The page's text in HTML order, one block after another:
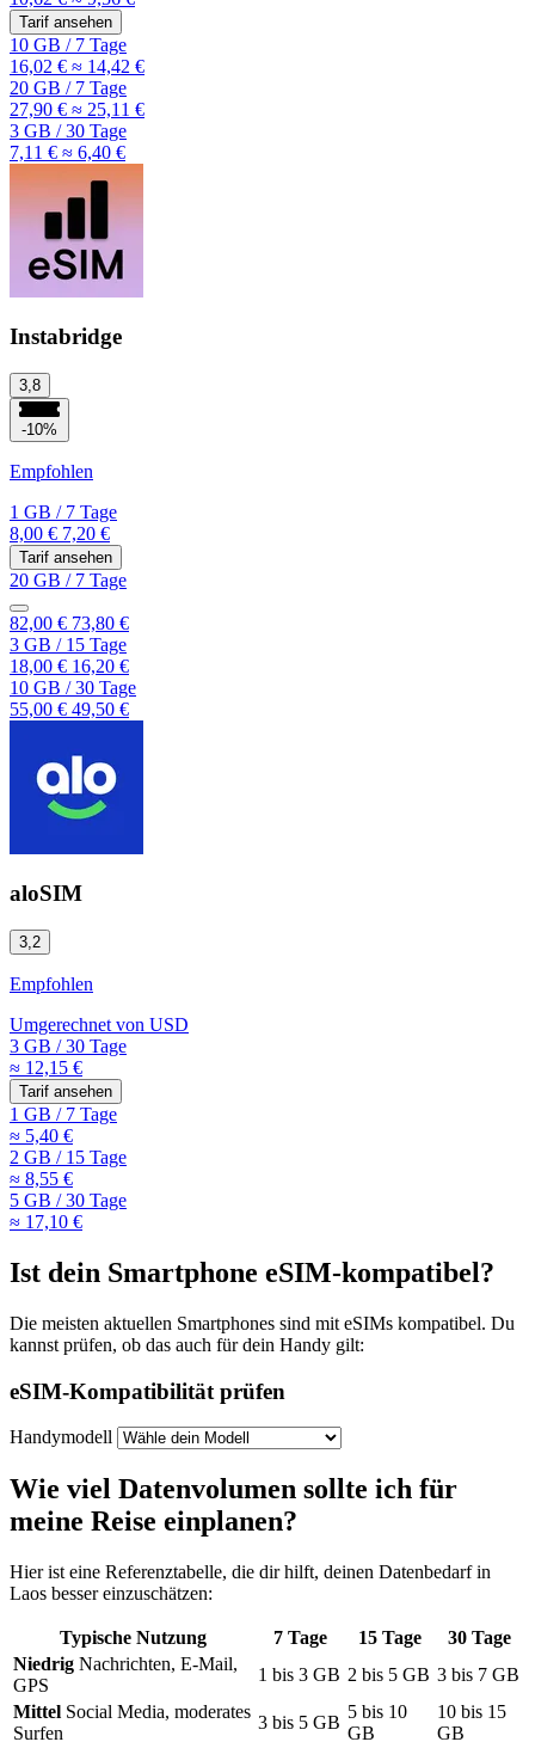
Tarif ansehen
10 GB /7 Tage
16,02 € ≈ 14,42 €
20 GB /7 Tage
27,90 € ≈ 25,11 €
3 GB /30 Tage
7,11 € ≈ 6,40 €
Instabridge
3,8
-10%
Empfohlen
1 GB /7 Tage
8,00 € 7,20 €
Tarif ansehen
20 GB /7 Tage
82,00 € 73,80 €
3 GB /15 Tage
18,00 € 16,20 €
10 GB /30 Tage
55,00 € 49,50 €
aloSIM
3,2
Empfohlen
Umgerechnet von USD
3 GB /30 Tage
≈ 12,15 €
Tarif ansehen
1 GB /7 Tage
≈ 5,40 €
2 GB /15 Tage
≈ 8,55 €
5 GB /30 Tage
≈ 17,10 €
Ist dein Smartphone eSIM-kompatibel?
Die meisten aktuellen Smartphones sind mit eSIMs kompatibel. Du
kannst prüfen, ob das auch für dein Handy gilt:
eSIM-Kompatibilität prüfen
Handymodell
Wie viel Datenvolumen sollte ich für
meine Reise einplanen?
Hier ist eine Referenztabelle, die dir hilft, deinen Datenbedarfin
Laos besser einzuschätzen:
Typische Nutzung 7 Tage 15 Tage 30 Tage
Niedrig Nachrichten, E-Mail,
GPS
1 bis 3 GB 2 bis 5 GB 3 bis 7 GB
Mittel Social Media, moderates
Surfen
3 bis 5 GB
5 bis 10
GB
10 bis 15
GB